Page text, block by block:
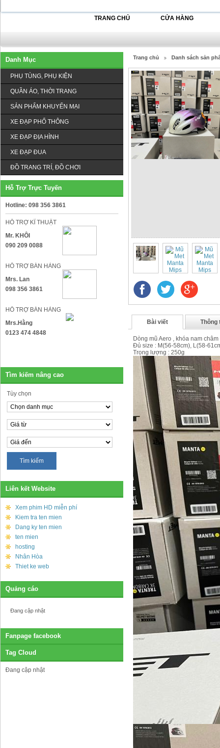
TRANG CHỦ CỬA HÀNG
Trang chủ Danh sách sản
Bài viết Thông
Dòng mũ Aero , khóa nam châm
Đủ size : M(56-58cm), L(58-
Trọng lượng : 250g
Danh Mục
PHỤ TÙNG, PHỤ KIỆN
QUẦN ÁO, THỜI TRANG
SẢN PHẨM KHUYẾN MẠI
XE ĐẠP PHỔ THÔNG
XE ĐẠP ĐỊA HÌNH
XE ĐẠP ĐUA
ĐỒ TRANG TRÍ, ĐỒ CHƠI
Hỗ Trợ Trực Tuyến
Hotline: 098 356 3861
HỖ TRỢ KĨ THUẬT
Mr. KHÔI
090 209 0088
HỖ TRỢ BÁN HÀNG
Mrs. Lan
098 356 3861
HỖ TRỢ BÁN HÀNG
Mrs.Hằng
0123 474 4848
Tìm kiếm nâng cao
Tùy chọn
Liên kết Website
Xem phim HD miễn phí
Kiem tra ten mien
Dang ky ten mien
ten mien
hosting
Nhân Hòa
Thiet ke web
Quảng cáo
Đang cập nhật
Fanpage facebook
Tag Cloud
Đang cập nhật